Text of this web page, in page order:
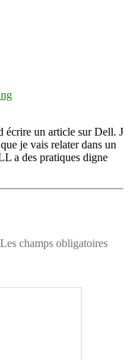
écrire un article sur Dell. J
je vais relater dans un
a des pratiques digne
Les champs obligatoires